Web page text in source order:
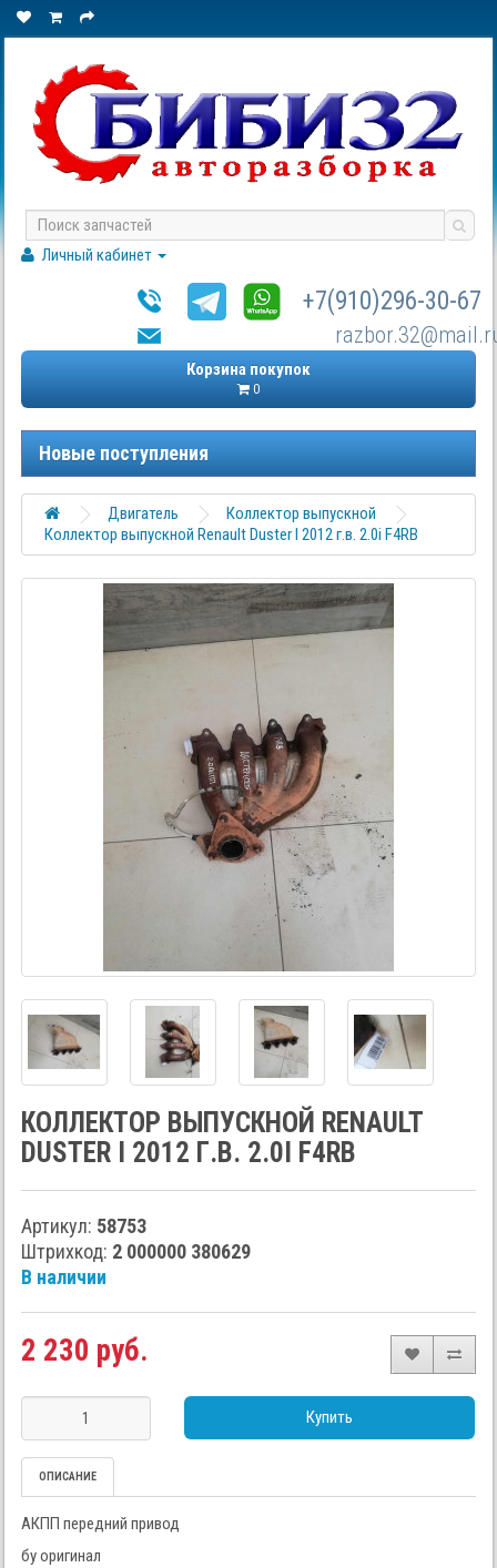
Личный кабинет
+7(910)296-30-67
Корзина покупок
0
Новые поступления
Двигатель
Коллектор выпускной
Коллектор выпускной Renault Duster I 2012 г.в. 2.0i F4RB
КОЛЛЕКТОР ВЫПУСКНОЙ RENAULT
DUSTER I 2012 Г.В. 2.0I F4RB
Артикул: 58753
Штрихкод: 2 000000 380629
В наличии
2 230 руб.
Купить
ОПИСАНИЕ
АКПП передний привод
бу оригинал